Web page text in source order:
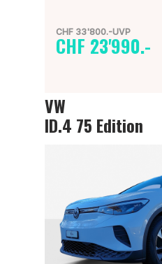
CHF 33'800.-UVP
CHF 23'990.-
VW
ID.4 75 Edition